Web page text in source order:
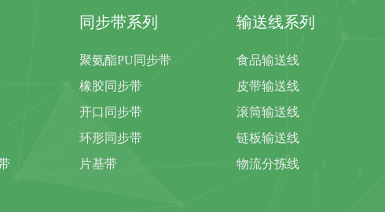
同步带系列
聚氨酯PU同步带
橡胶同步带
开口同步带
环形同步带
片基带
输送线系列
食品输送线
皮带输送线
滚筒输送线
链板输送线
物流分拣线